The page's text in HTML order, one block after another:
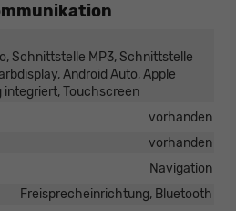
Schnittstelle MP3, Schnittstelle
Android Auto, Apple
integriert, Touchscreen
vorhanden
vorhanden
Navigation
Freisprecheinrichtung, Bluetooth